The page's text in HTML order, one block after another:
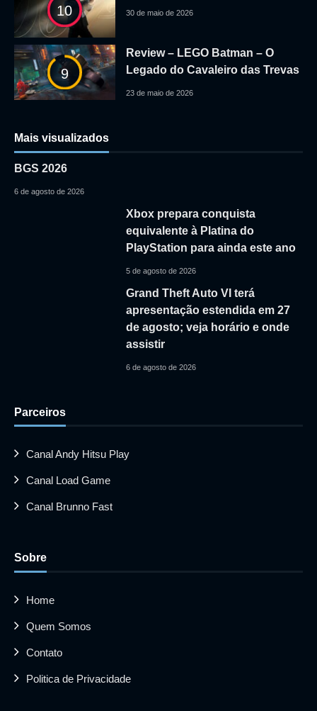
10 30 de maio de 2026
9
Review – LEGO Batman – O
Legado do Cavaleiro das Trevas
23 de maio de 2026
Mais visualizados
BGS 2026
6 de agosto de 2026
Xbox prepara conquista
equivalente à Platina do
PlayStation para ainda este ano
5 de agosto de 2026
Grand Theft Auto VI terá
apresentação estendida em 27
de agosto; veja horário e onde
assistir
6 de agosto de 2026
Parceiros
Canal Andy Hitsu Play
Canal Load Game
Canal Brunno Fast
Sobre
Home
Quem Somos
Contato
Politica de Privacidade